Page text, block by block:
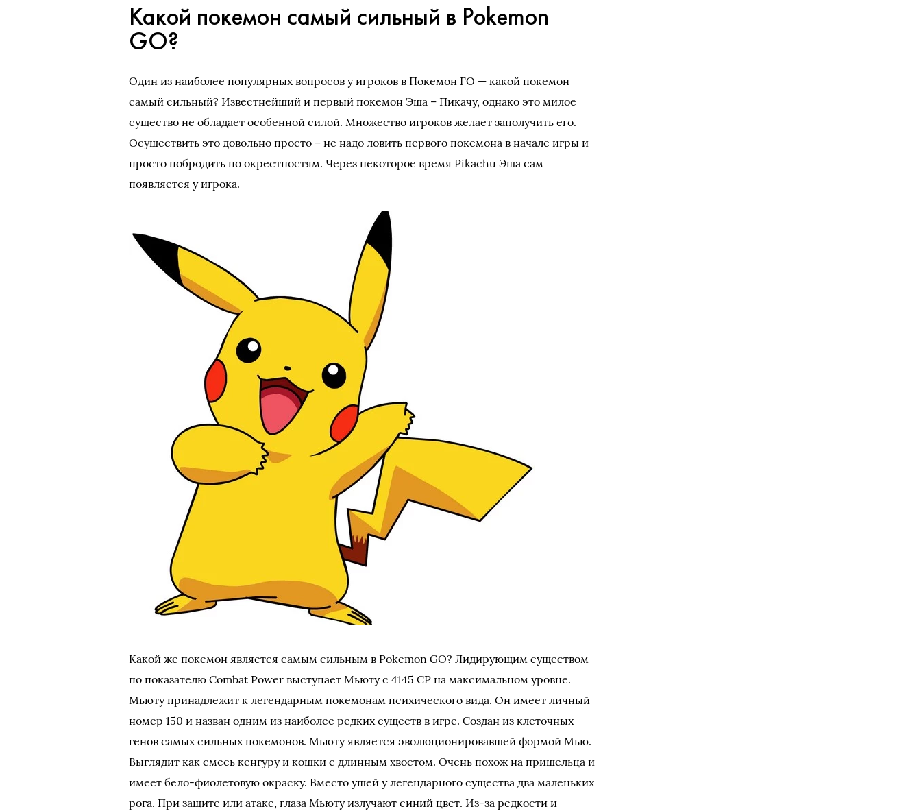
Какой покемон самый сильный в Pokemon
GO?
Один из наиболее популярных вопросов у игроков в Покемон ГО — какой покемон
самый сильный? Известнейший и первый покемон Эша – Пикачу, однако это милое
существо не обладает особенной силой. Множество игроков желает заполучить его.
Осуществить это довольно просто – не надо ловить первого покемона в начале игры и
просто побродить по окрестностям. Через некоторое время Pikachu Эша сам
появляется у игрока.
Какой же покемон является самым сильным в Pokemon GO? Лидирующим существом
по показателю Combat Power выступает Мьюту с 4145 CP на максимальном уровне.
Мьюту принадлежит к легендарным покемонам психического вида. Он имеет личный
номер 150 и назван одним из наиболее редких существ в игре. Создан из клеточных
генов самых сильных покемонов. Мьюту является эволюционировавшей формой Мью.
Выглядит как смесь кенгуру и кошки с длинным хвостом. Очень похож на пришельца и
имеет бело-фиолетовую окраску. Вместо ушей у легендарного существа два маленьких
рога. При защите или атаке, глаза Мьюту излучают синий цвет. Из-за редкости и